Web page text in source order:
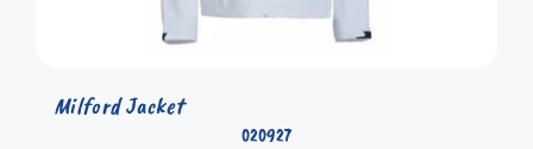
020927
Milford Jacket